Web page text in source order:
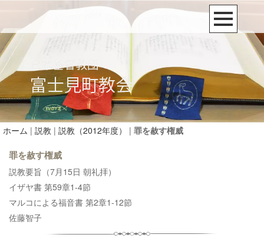
ホーム | 説教 | 説教（2012年度） | 罪を赦す権威
罪を赦す権威
説教要旨（7月15日 朝礼拝）
イザヤ書 第59章1-4節
マルコによる福音書 第2章1-12節
佐藤智子